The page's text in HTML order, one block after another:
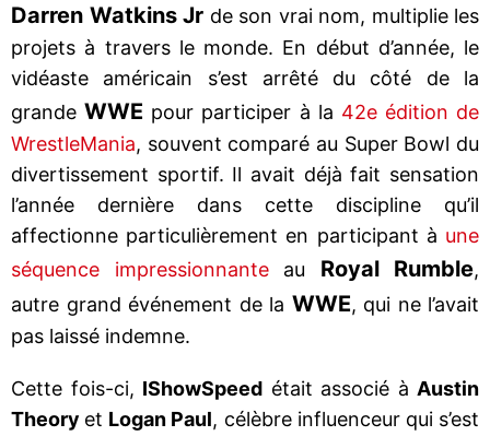
Darren Watkins Jr de son vrai nom, multiplie les
projets à travers le monde. En début d’année, le
vidéaste américain s’est arrêté du côté de la
grandeWWE pour participer à la 42e édition de
WrestleMania, souvent comparé au Super Bowl du
divertissement sportif. Il avait déjà fait sensation
l’année dernière dans cette discipline qu’il
affectionne particulièrement en participant à une
séquence impressionnanteau Royal Rumble,
autre grand événement de la WWE, qui ne l’avait
pas laissé indemne.
Cette fois-ci, IShowSpeed était associé à Austin
Theory et Logan Paul, célèbre influenceur qui s’est